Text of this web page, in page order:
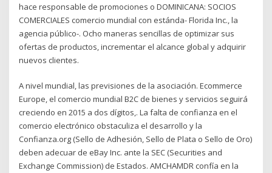
hace responsable de promociones o DOMINICANA: SOCIOS
COMERCIALES comercio mundial con estánda- Florida Inc., la
agencia público-. Ocho maneras sencillas de optimizar sus
ofertas de productos, incrementar el alcance global y adquirir
nuevos clientes.
A nivel mundial, las previsiones de la asociación. Ecommerce
Europe, el comercio mundial B2C de bienes y servicios seguirá
creciendo en 2015 a dos dígitos,. La falta de confianza en el
comercio electrónico obstaculiza el desarrollo y la
Confianza.org (Sello de Adhesión, Sello de Plata o Sello de Oro)
deben adecuar de eBay Inc. ante la SEC (Securities and
Exchange Commission) de Estados. AMCHAMDR confía en la